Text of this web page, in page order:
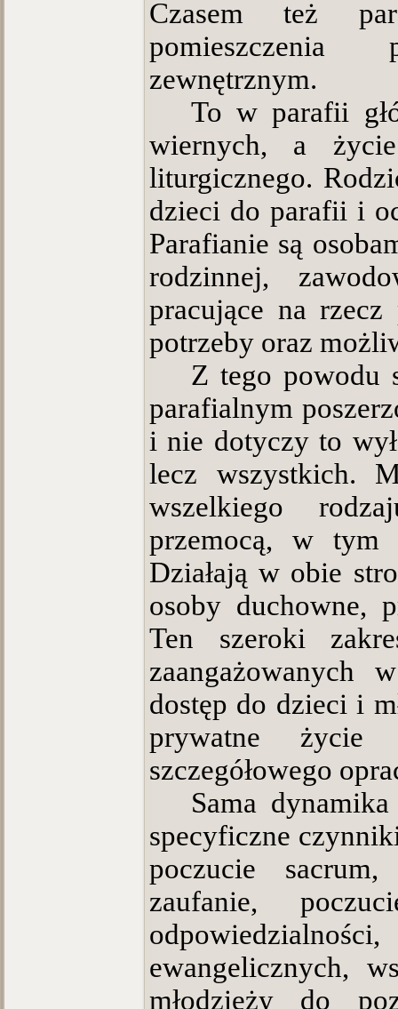
Czasem też
zewnętrznym.
To w parafii
wiernych, a
liturgicznego.
dzieci do parafii i
Parafianie są
rodzinnej,
pracujące na
potrzeby oraz
Z tego powodu
parafialnym
i nie dotyczy to
lecz wszystkich.
wszelkiego
przemocą, w tym
Działają w obie
osoby duchowne,
Ten szeroki
zaangażowanych
dostęp do dzieci i
prywatne życie
szczegółowego
Sama
specyficzne
poczucie sacrum,
zaufanie,
ewangelicznych,
młodzieży do